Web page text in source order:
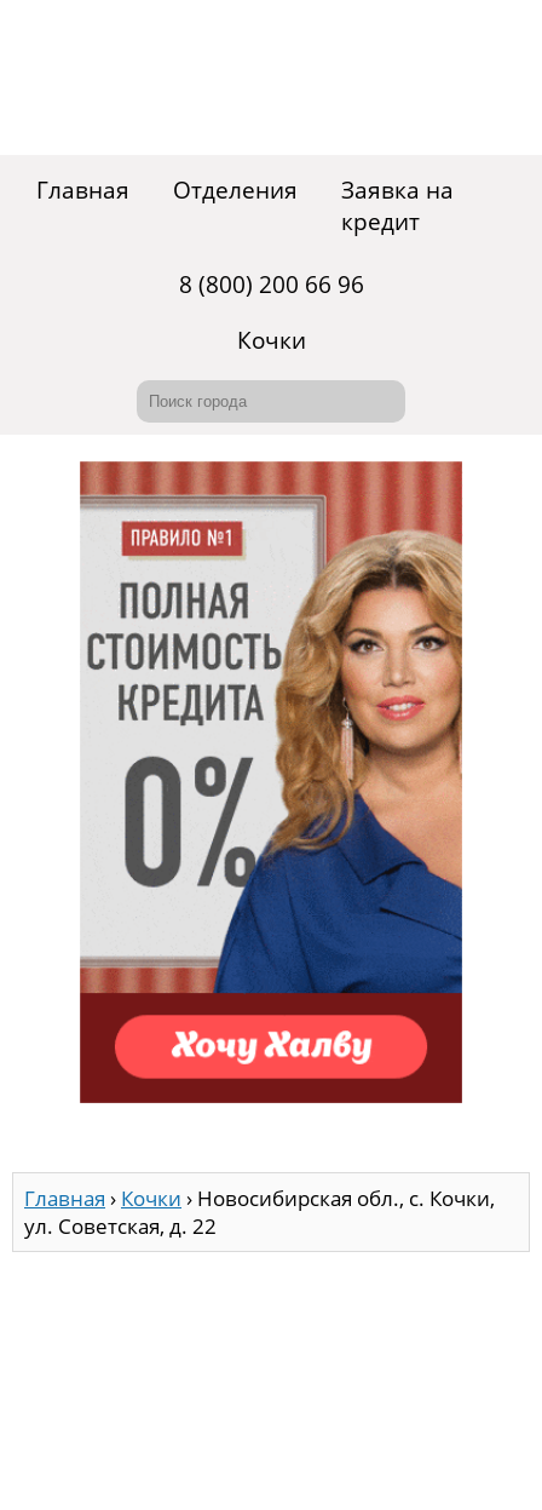
Главная Отделения
Заявка на
кредит
8 (800) 200 66 96
Кочки
Главная › Кочки › Новосибирская обл., с. Кочки,
ул. Советская, д. 22